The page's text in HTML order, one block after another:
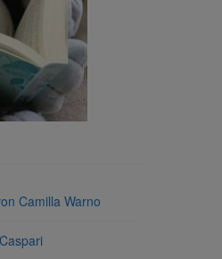
Camilla Warno